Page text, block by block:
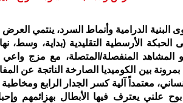
الدرامية وأنماط السرد، ينتمي العرض
الحبكة الأرسطية التقليدية (بداية، وسط،
أو المشاهد المنفصلة/المتصلة، مع مزج واعي
بين الكوميديا الصارخة الناتجة عن
معتمداً آلية كسر الجدار الرابع
علني يعترف فيها الأبطال بهزائمهم